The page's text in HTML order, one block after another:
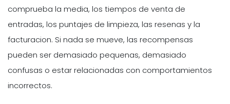
comprueba la media, los tiempos de venta de
entradas, los puntajes de limpieza, las resenas y la
facturacion. Si nada se mueve, las recompensas
pueden ser demasiado pequenas, demasiado
confusas o estar relacionadas con comportamientos
incorrectos.